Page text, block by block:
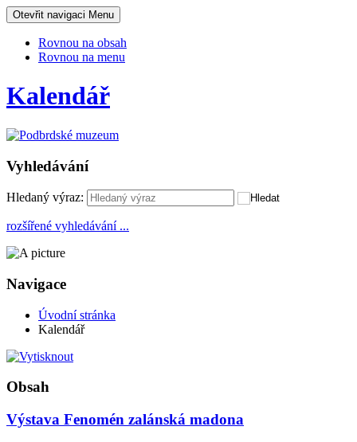
Otevřit navigaci Menu
Rovnou na obsah
Rovnou na menu
Kalendář
Vyhledávání
Hledaný výraz:
rozšířené vyhledávání ...
Navigace
Úvodní stránka
Kalendář
Obsah
Výstava Fenomén zalánská madona